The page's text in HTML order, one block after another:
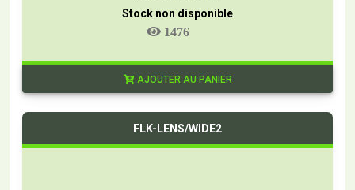
Stock non disponible
1476
AJOUTER AU PANIER
FLK-LENS/WIDE2